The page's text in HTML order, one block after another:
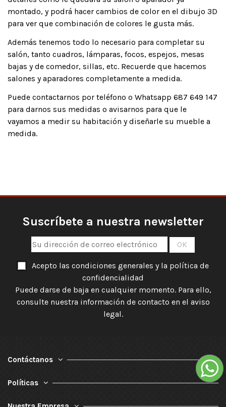
montado, y podrá hacer cambios de color en el dibujo 3D
para ver que combinación de colores le gusta más.
Además tenemos todo lo necesario para completar su
salón, tanto cuadros, lámparas, focos, espejos, mesas
bajas y de comedor, sillas, etc. Recuerde que hacemos
salones y aparadores completamente a medida.
Puede contactarnos por teléfono o Whatsapp 687 649 147
para darnos sus medidas o avisarnos para que le
vayamos a medir su habitación y diseñarle su mueble a
medida.
Suscríbete a nuestra newsletter
Acepto las condiciones generales y la política de
confidencialidad
Puede darse de baja en cualquier momento. Para ello,
consulte nuestra información de contacto en el aviso
legal.
Contáctanos
Políticas